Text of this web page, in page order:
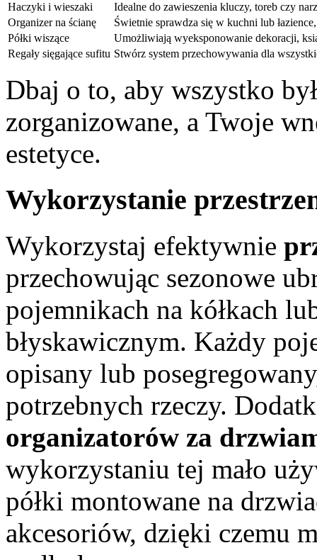
Haczyki i wieszaki
Idealne do zawieszenia kluczy, toreb czy
Organizer na ścianę
Świetnie sprawdza się w kuchni lub
Półki wiszące
Umożliwiają wyeksponowanie dekoracji,
Regały sięgające sufitu Stwórz system przechowywania dla
Dbaj o to, aby wszystko
zorganizowane, a Twoje
estetyce.
Wykorzystanie
Wykorzystaj efektywnie
przechowując sezonowe
pojemnikach na kółkach
błyskawicznym. Każdy
opisany lub
potrzebnych rzeczy.
organizatorów za
wykorzystaniu tej mało
półki montowane na
akcesoriów, dzięki czemu